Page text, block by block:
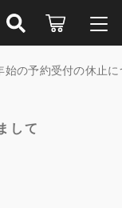
始の予約受付の休止
して